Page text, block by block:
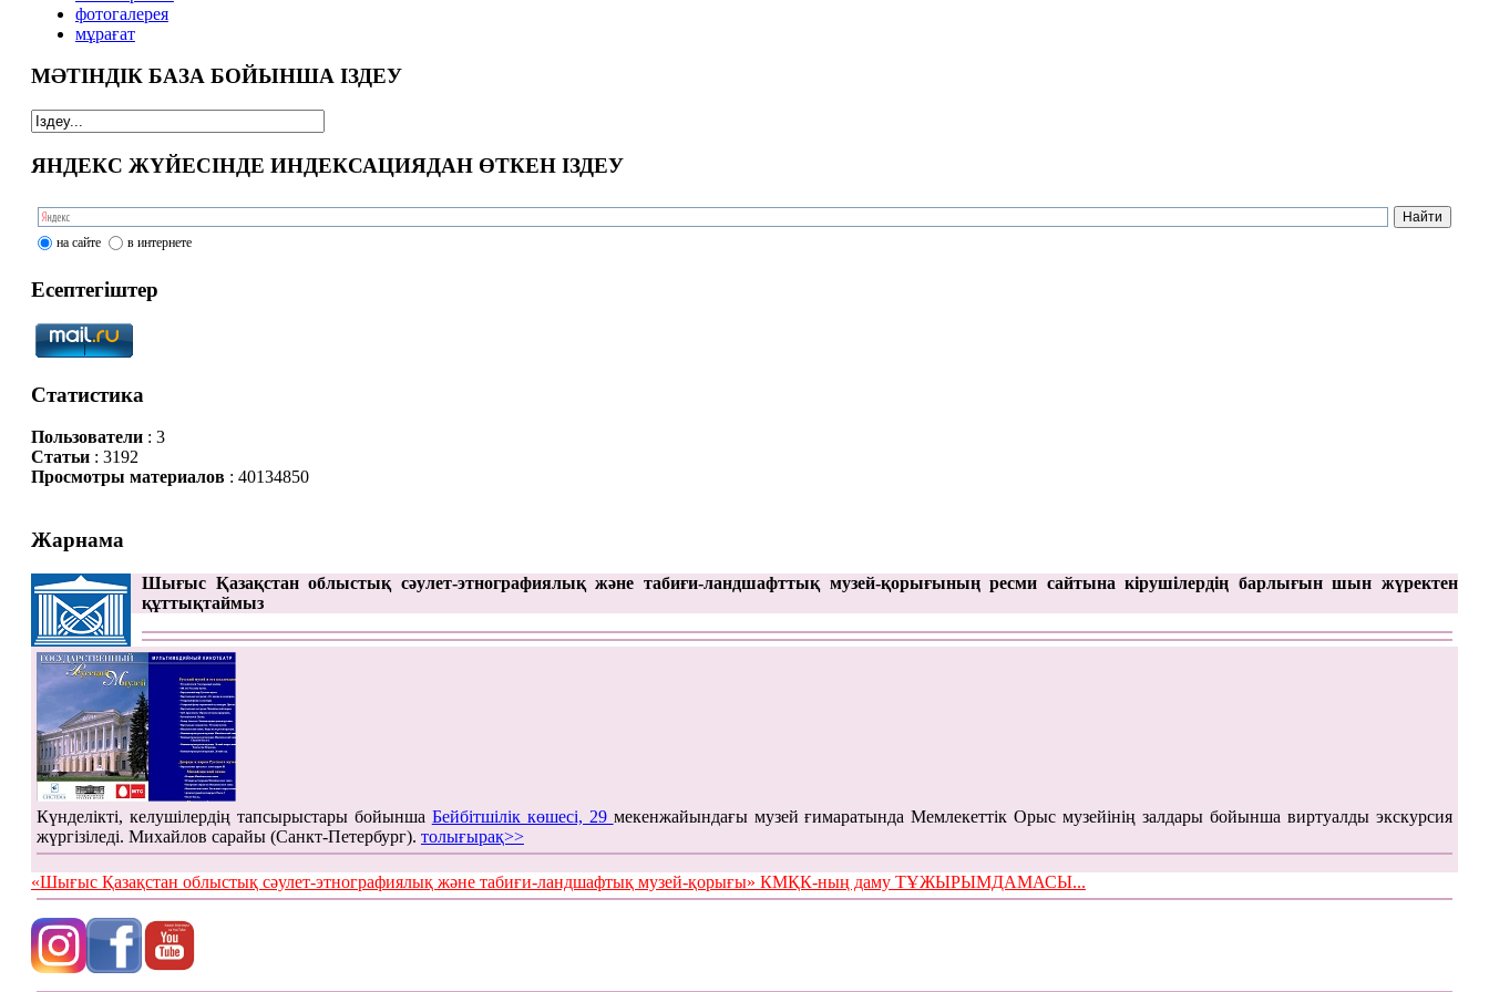
фотогалерея
мұрағат
МӘТІНДІК БАЗА БОЙЫНША ІЗДЕУ
ЯНДЕКС ЖҮЙЕСІНДЕ ИНДЕКСАЦИЯДАН ӨТКЕН ІЗДЕУ
на сайте в интернете
Есептегіштер
Статистика
Пользователи: 3
Статьи: 3192
Просмотры материалов: 40134850
Жарнама
Шығыс Қазақстан облыстық сәулет-этнографиялық және табиғи-ландшафттық музей-қорығының ресми сайтына кірушілердің барлығын шын жүректен
құттықтаймыз
Күнделікті, келушілердің тапсырыстары бойынша Бейбітшілік көшесі, 29 мекенжайындағы музей ғимаратында Мемлекеттік Орыс музейінің залдары бойынша виртуалды экскурсия
жүргізіледі. Михайлов сарайы (Санкт-Петербург). толығырақ>>
«Шығыс Қазақстан облыстық сәулет-этнографиялық және табиғи-ландшафтық музей-қорығы» КМҚК-ның даму ТҰЖЫРЫМДАМАСЫ...